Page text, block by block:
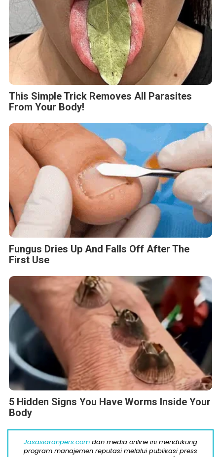
This Simple Trick Removes All Parasites
From Your Body!
Fungus Dries Up And Falls Off After The
First Use
5 Hidden Signs You Have Worms Inside Your
Body
Jasasiaranpers.com dan media online ini mendukung
program manajemen reputasi melalui publikasi press